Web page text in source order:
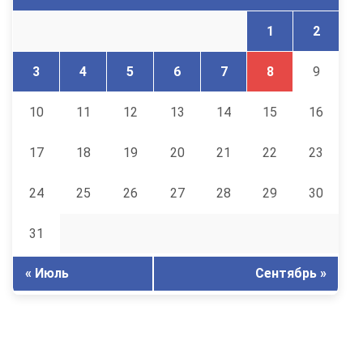
1 2
3 4 5 6 7 8 9
10 11 12 13 14 15 16
17 18 19 20 21 22 23
24 25 26 27 28 29 30
31
« Июль Сентябрь »